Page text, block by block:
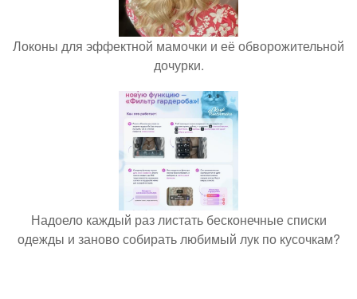
Локоны для эффектной мамочки и её обворожительной
дочурки.
Надоело каждый раз листать бесконечные списки
одежды и заново собирать любимый лук по кусочкам?